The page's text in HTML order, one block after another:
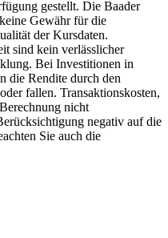
gestellt. Die Baader
Gewähr für die
der Kursdaten.
sind kein verlässlicher
Bei Investitionen in
die Rendite durch den
fallen. Transaktionskosten,
nicht
negativ auf die
Sie auch die